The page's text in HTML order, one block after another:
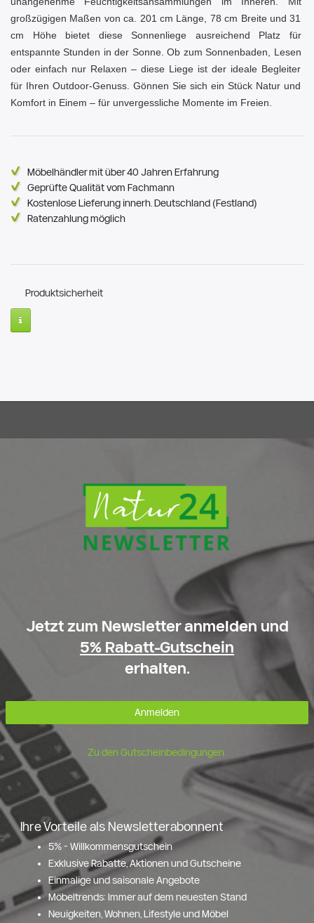
großzügigen Maßen von ca. 201 cm Länge, 78 cm Breite und 31
cm Höhe bietet diese Sonnenliege ausreichend Platz für
entspannte Stunden in der Sonne. Ob zum Sonnenbaden, Lesen
oder einfach nur Relaxen – diese Liege ist der ideale Begleiter
für Ihren Outdoor-Genuss. Gönnen Sie sich ein Stück Natur und
Komfort in Einem – für unvergessliche Momente im Freien.
Möbelhändler mit über 40 Jahren Erfahrung
Geprüfte Qualität vom Fachmann
Kostenlose Lieferung innerh. Deutschland (Festland)
Ratenzahlung möglich
Produktsicherheit
Jetzt zum Newsletter anmelden und
5% Rabatt-Gutschein
erhalten.
Anmelden
Zu den Gutscheinbedingungen.
Ihre Vorteile als Newsletterabonnent
5% - Willkommensgutschein
Exklusive Rabatte, Aktionen und Gutscheine
Einmalige und saisonale Angebote
Möbeltrends: Immer auf dem neuesten Stand
Neuigkeiten, Wohnen, Lifestyle und Möbel